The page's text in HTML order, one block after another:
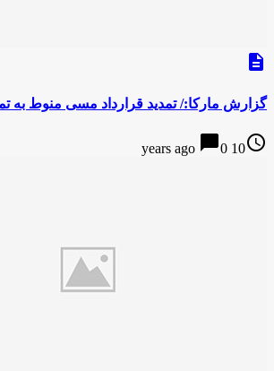
description
گزارش مارکا:/ تمدید قرارداد مسی منوط به
access_time
10 years ago
chat_bubble0